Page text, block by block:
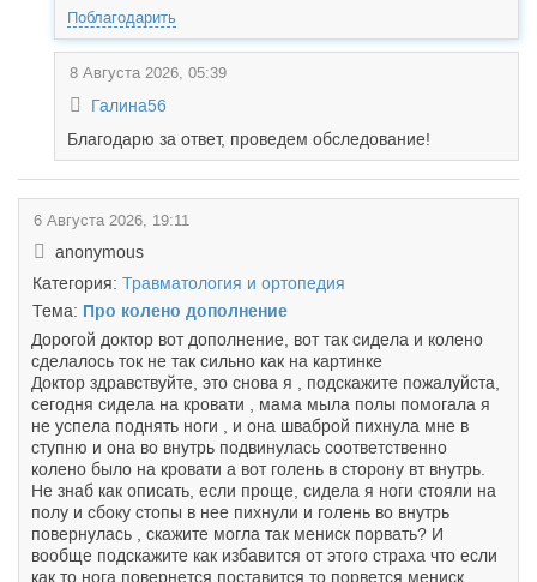
Поблагодарить
8 Августа 2026, 05:39
Галина56
Благодарю за ответ, проведем обследование!
6 Августа 2026, 19:11
anonymous
Категория: Травматология и ортопедия
Тема: Про колено дополнение
Дорогой доктор вот дополнение, вот так сидела и колено
сделалось ток не так сильно как на картинке
Доктор здравствуйте, это снова я , подскажите пожалуйста,
сегодня сидела на кровати , мама мыла полы помогала я
не успела поднять ноги , и она шваброй пихнула мне в
ступню и она во внутрь подвинулась соответственно
колено было на кровати а вот голень в сторону вт внутрь.
Не знаб как описать, если проще, сидела я ноги стояли на
полу и сбоку стопы в нее пихнули и голень во внутрь
повернулась , скажите могла так мениск порвать? И
вообще подскажите как избавится от этого страха что если
как то нога повернется поставится то порвется мениск.